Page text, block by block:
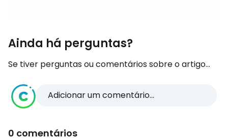
Ainda há perguntas?
Se tiver perguntas ou comentários sobre o artigo...
Adicionar um comentário...
0 comentários